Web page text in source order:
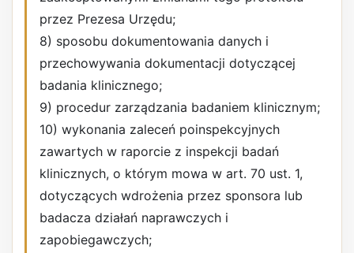
przez Prezesa Urzędu;
8) sposobu dokumentowania danych i
przechowywania dokumentacji dotyczącej
badania klinicznego;
9) procedur zarządzania badaniem klinicznym;
10) wykonania zaleceń poinspekcyjnych
zawartych w raporcie z inspekcji badań
klinicznych, o którym mowa w art. 70 ust. 1,
dotyczących wdrożenia przez sponsora lub
badacza działań naprawczych i
zapobiegawczych;